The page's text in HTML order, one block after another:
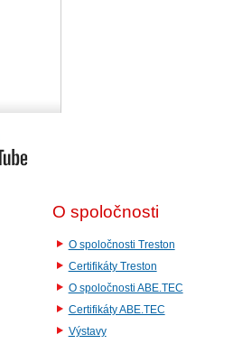
O spoločnosti
O spoločnosti Treston
Certifikáty Treston
O spoločnosti ABE.TEC
Certifikáty ABE.TEC
Výstavy